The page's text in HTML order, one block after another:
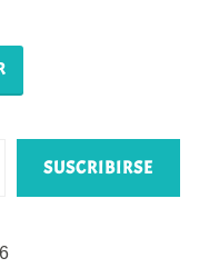
SUSCRIBIRSE